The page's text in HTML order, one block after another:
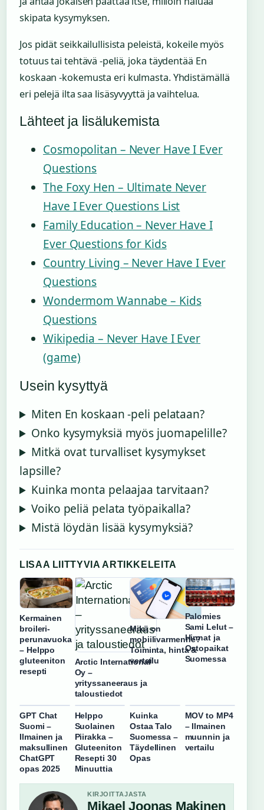
skipata kysymyksen.
Jos pidät seikkailullisista peleistä, kokeile myös
totuus tai tehtävä -peliä, joka täydentää En
koskaan -kokemusta eri kulmasta. Yhdistämällä
eri pelejä ilta saa lisäsyvyyttä ja vaihtelua.
Lähteet ja lisälukemista
Cosmopolitan – Never Have I Ever
Questions
The Foxy Hen – Ultimate Never
Have I Ever Questions List
Family Education – Never Have I
Ever Questions for Kids
Country Living – Never Have I Ever
Questions
Wondermom Wannabe – Kids
Questions
Wikipedia – Never Have I Ever
(game)
Usein kysyttyä
Miten En koskaan -peli pelataan?
Onko kysymyksiä myös juomapelille?
Mitkä ovat turvalliset kysymykset
lapsille?
Kuinka monta pelaajaa tarvitaan?
Voiko peliä pelata työpaikalla?
Mistä löydän lisää kysymyksiä?
LISAA LIITTYVIA ARTIKKELEITA
Kermainen
broileri-
perunavuoka
– Helppo
gluteeniton
resepti
Arctic International
Oy –
yrityssaneeraus ja
taloustiedot
Mikä on
mobiilivarmenne?
Toiminta, hinta &
vertailu
Palomies
Sami Lelut –
Hinnat ja
Ostopaikat
Suomessa
GPT Chat
Suomi –
Ilmainen ja
maksullinen
ChatGPT
opas 2025
Helppo
Suolainen
Piirakka –
Gluteeniton
Resepti 30
Minuuttia
Kuinka
Ostaa Talo
Suomessa –
Täydellinen
Opas
MOV to MP4
– Ilmainen
muunnin ja
vertailu
KIRJOITTAJASTA
Mikael Joonas Makinen